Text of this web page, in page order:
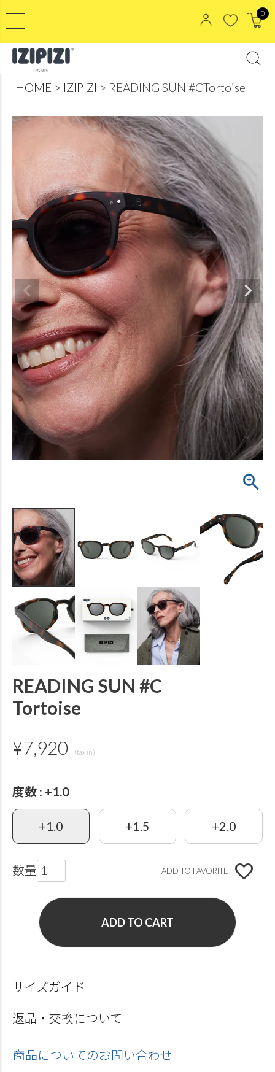
0
HOME IZIPIZI READING SUN #CTortoise
READING SUN #C
Tortoise
¥7,920
度数 +1.0
+1.0 +1.5 +2.0
ADD TO FAVORITE
ADD TO CART
サイズガイド
返品・交換について
商品についてのお問い合わせ